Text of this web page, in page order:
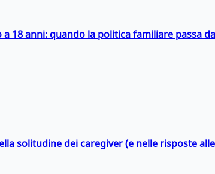
18 anni: quando la politica familiare passa
solitudine dei caregiver (e nelle risposte